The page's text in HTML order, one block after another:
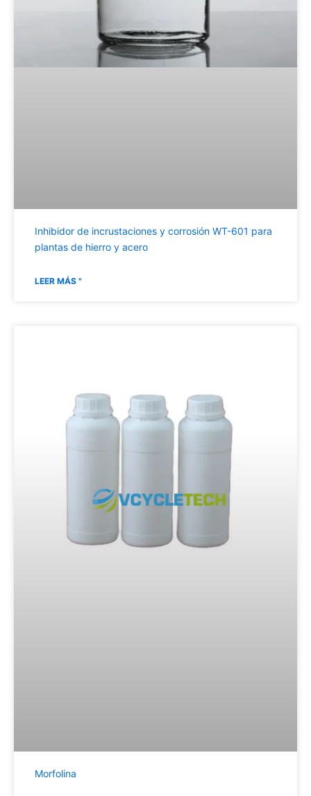
Inhibidor de incrustaciones y corrosión WT-601 para
plantas de hierro y acero
LEER MÁS "
Morfolina